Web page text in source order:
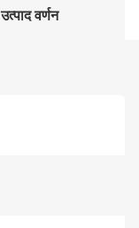
उत्पाद वर्णन